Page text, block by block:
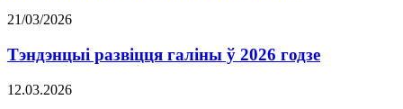
21/03/2026
Тэндэнцыі развіцця галіны ў 2026 годзе
12.03.2026